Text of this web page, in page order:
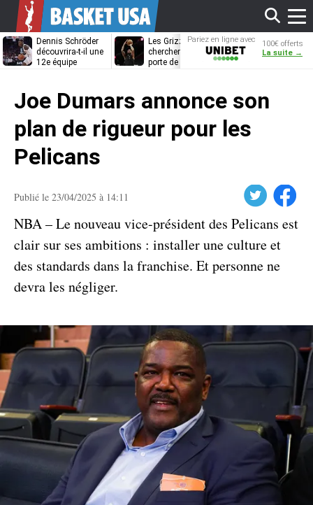
Dennis Schröder
découvrira-t-il une
12e équipe
Les Grizzlies
cherchent déjà une
porte de sortie
Dwane Casey
bientôt coach
Pariez en ligne avec
Unibet
100€ offerts
La suite →
Joe Dumars annonce son
plan de rigueur pour les
Pelicans
Publié le 23/04/2025 à 14:11 Facebook
NBA – Le nouveau vice-président des Pelicans est
clair sur ses ambitions : installer une culture et
des standards dans la franchise. Et personne ne
devra les négliger.